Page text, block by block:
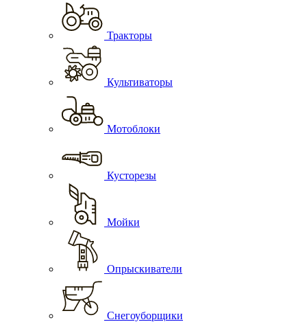
Тракторы
Культиваторы
Мотоблоки
Кусторезы
Мойки
Опрыскиватели
Снегоуборщики